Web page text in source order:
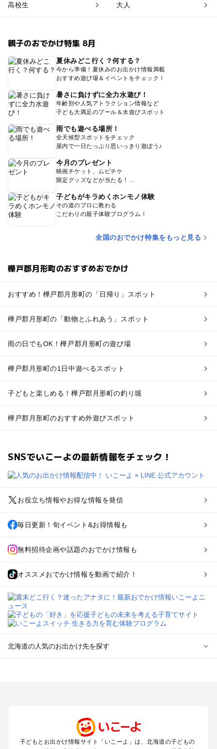
高校生 大人
親子のおでかけ特集 8月
夏休みどこ行く？何する？
今から準備！夏休みのお出かけ情報満載
おすすめ遊び場＆イベントをチェック！
暑さに負けずに全力水遊び！
年齢別や人気アトラクション情報など
子ども大満足のプール＆水遊びスポット
雨でも遊べる場所！
全天候型スポットをチェック
屋内で一日たっぷり思いっきり遊ぼう♪
今月のプレゼント
映画チケット、ムビチケ
限定グッズなどが当たる！
子どもがキラめくホンモノ体験
その道のプロに教わる
こだわりの親子体験プログラム！
全国のおでかけ特集をもっと見る
樺戸郡月形町のおすすめおでかけ
おすすめ！樺戸郡月形町の「日帰り」スポット
樺戸郡月形町の「動物とふれあう」スポット
雨の日でもOK！樺戸郡月形町の遊び場
樺戸郡月形町の1日中遊べるスポット
子どもと楽しめる！樺戸郡月形町の釣り堀
樺戸郡月形町のおすすめ外遊びスポット
SNSでいこーよの最新情報をチェック！
お役立ち情報やお得な情報を発信
毎日更新！旬イベント&お得情報も
無料招待企画や話題のおでかけ情報も
オススメおでかけ情報を動画で紹介！
北海道の人気のお出かけ先を探す
函館・湯の川温泉・大沼・松前のプールお出かけ
帯広・十勝・サホロ・狩勝高原のプールお出かけ
千歳・石狩・空知・美唄のプールお出かけ
子どもとお出かけ情報サイト「いこーよ」は、北海道の子どもの